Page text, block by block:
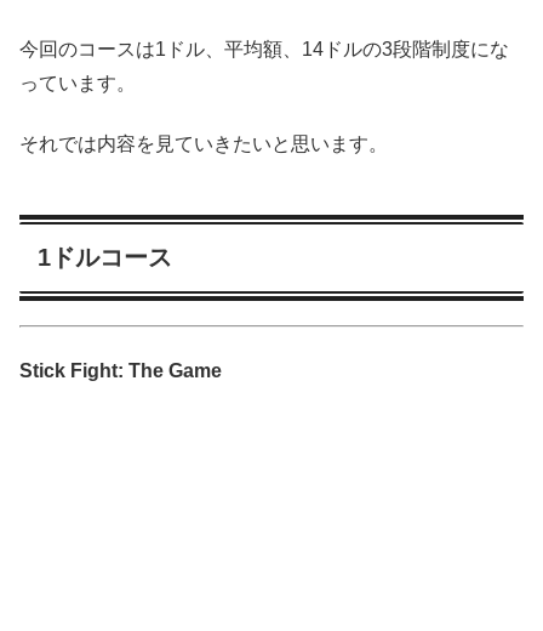
今回のコースは1ドル、平均額、14ドルの3段階制度にな
っています。
それでは内容を見ていきたいと思います。
1ドルコース
Stick Fight: The Game